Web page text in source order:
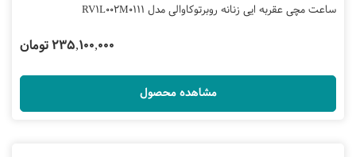
ساعت مچی عقربه ایی زنانه روبرتوکاوالی مدل RV1L002M0111
235,100,000 تومان
مشاهده محصول